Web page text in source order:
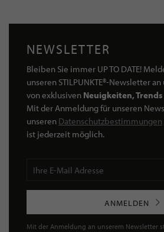
NEWSLETTER
Bleiben Sie immer UP TO DATE!
unseren STILPUNKTE®-Newsletter
von exklusiven Neuigkeiten, Trends
Mit der Anmeldung für unseren
unseren Datenschutzbestimmungen
ist jederzeit möglich.
ANMELDEN
Mit der Anmeldung an unserem Newsletter